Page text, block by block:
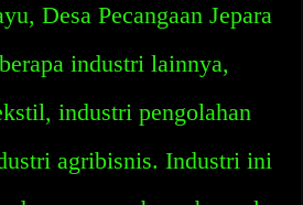
Desa Pecangaan Jepara
industri lainnya,
industri pengolahan
agribisnis. Industri ini